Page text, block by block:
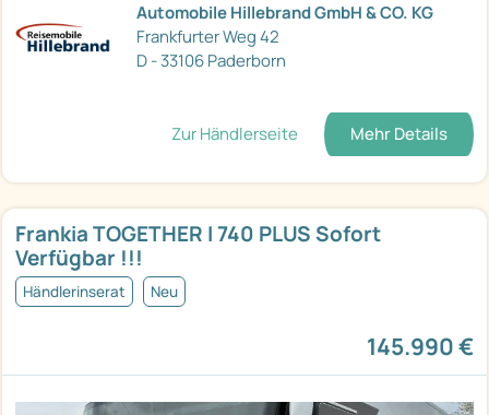
Automobile Hillebrand GmbH & CO. KG
Frankfurter Weg 42
D - 33106 Paderborn
Zur Händlerseite Mehr Details
Frankia TOGETHER I 740 PLUS Sofort
Verfügbar !!!
Händlerinserat Neu
145.990 €